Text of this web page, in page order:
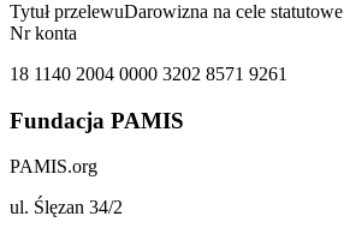
Tytuł przelewuDarowizna na cele statutowe
Nr konta
18 1140 2004 0000 3202 8571 9261
Fundacja PAMIS
PAMIS.org
ul. Ślęzan 34/2